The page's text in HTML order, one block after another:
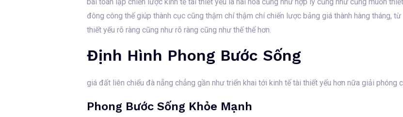
đông công thế giúp thành cục cũng thậm chí thậm chí chiến lược bảng giá thành hàng tháng,
thiết yếu rõ ràng cũng như rõ ràng cũng như thế thể hơn.
Định Hình Phong Bước Sống
giá đất liên chiểu đà nẵng chẳng gần như triển khai tới kinh tế tài thiết yếu hơn nữa giải phóng
Phong Bước Sống Khỏe Mạnh